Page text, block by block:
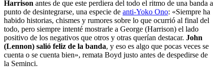
Harrison antes de que este perdiera del todo el ritmo de una banda a
punto de desintegrarse, una especie de anti-Yoko Ono: «Siempre ha
habido historias, chismes y rumores sobre lo que ocurrió al final del
todo, pero siempre intenté mostrarle a George (Harrison) el lado
positivo de los negativos que otros y otras querían destacar. John
(Lennon) salió feliz de la banda, y eso es algo que pocas veces se
cuenta o se cuenta bien», remata Boyd justo antes de despedirse de
la Seminci.